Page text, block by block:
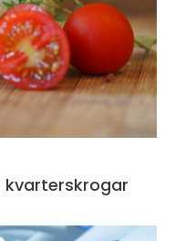
kvarterskrogar